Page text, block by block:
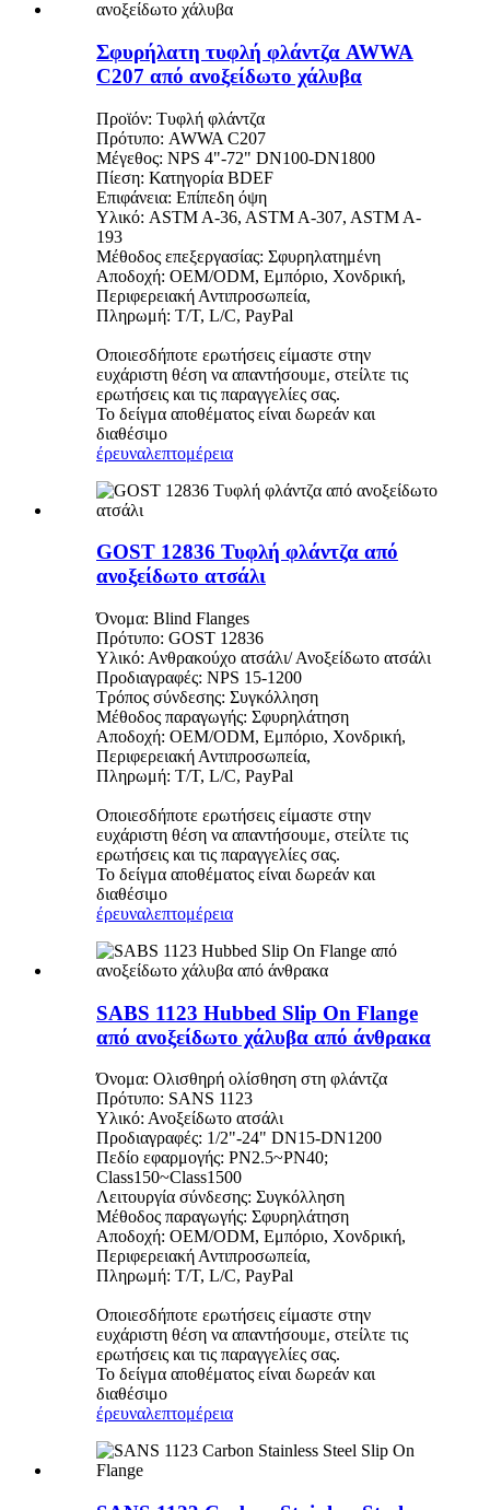
Σφυρήλατη τυφλή φλάντζα AWWA
C207 από ανοξείδωτο χάλυβα
Προϊόν: Τυφλή φλάντζα
Πρότυπο: AWWA C207
Μέγεθος: NPS 4"-72" DN100-DN1800
Πίεση: Κατηγορία BDEF
Επιφάνεια: Επίπεδη όψη
Υλικό: ASTM A-36, ASTM A-307, ASTM A-
193
Μέθοδος επεξεργασίας: Σφυρηλατημένη
Αποδοχή: OEM/ODM, Εμπόριο, Χονδρική,
Περιφερειακή Αντιπροσωπεία,
Πληρωμή: T/T, L/C, PayPal
Οποιεσδήποτε ερωτήσεις είμαστε στην
ευχάριστη θέση να απαντήσουμε, στείλτε τις
ερωτήσεις και τις παραγγελίες σας.
Το δείγμα αποθέματος είναι δωρεάν και
διαθέσιμο
έρευναλεπτομέρεια
GOST 12836 Τυφλή φλάντζα από
ανοξείδωτο ατσάλι
Όνομα: Blind Flanges
Πρότυπο: GOST 12836
Υλικό: Ανθρακούχο ατσάλι/ Ανοξείδωτο ατσάλι
Προδιαγραφές: NPS 15-1200
Τρόπος σύνδεσης: Συγκόλληση
Μέθοδος παραγωγής: Σφυρηλάτηση
Αποδοχή: OEM/ODM, Εμπόριο, Χονδρική,
Περιφερειακή Αντιπροσωπεία,
Πληρωμή: T/T, L/C, PayPal
Οποιεσδήποτε ερωτήσεις είμαστε στην
ευχάριστη θέση να απαντήσουμε, στείλτε τις
ερωτήσεις και τις παραγγελίες σας.
Το δείγμα αποθέματος είναι δωρεάν και
διαθέσιμο
έρευναλεπτομέρεια
SABS 1123 Hubbed Slip On Flange
από ανοξείδωτο χάλυβα από άνθρακα
Όνομα: Ολισθηρή ολίσθηση στη φλάντζα
Πρότυπο: SANS 1123
Υλικό: Ανοξείδωτο ατσάλι
Προδιαγραφές: 1/2"-24" DN15-DN1200
Πεδίο εφαρμογής: PN2.5~PN40;
Class150~Class1500
Λειτουργία σύνδεσης: Συγκόλληση
Μέθοδος παραγωγής: Σφυρηλάτηση
Αποδοχή: OEM/ODM, Εμπόριο, Χονδρική,
Περιφερειακή Αντιπροσωπεία,
Πληρωμή: T/T, L/C, PayPal
Οποιεσδήποτε ερωτήσεις είμαστε στην
ευχάριστη θέση να απαντήσουμε, στείλτε τις
ερωτήσεις και τις παραγγελίες σας.
Το δείγμα αποθέματος είναι δωρεάν και
διαθέσιμο
έρευναλεπτομέρεια